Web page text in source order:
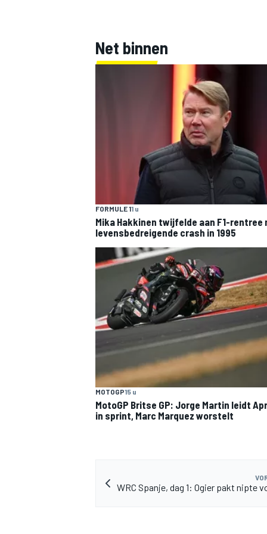
Net binnen
FORMULE 11 u
Mika Hakkinen twijfelde aan F1-rentree
levensbedreigende crash in 1995
MOTOGP15 u
MotoGP Britse GP: Jorge Martin leidt
in sprint, Marc Marquez worstelt
WRC Spanje, dag 1: Ogier pakt nipte